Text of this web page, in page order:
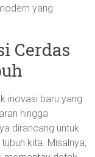
yang
Cerdas
inovasi baru yang
hingga
dirancang untuk
kita. Misalnya,